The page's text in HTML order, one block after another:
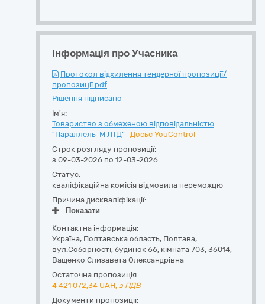
Інформація про Учасника
Протокол відхилення тендерної пропозиції/
пропозиції.pdf
Рішення підписано
Ім'я:
Товариство з обмеженою відповідальністю
"Параллель-М ЛТД"
Досьє YouControl
Строк розгляду пропозиції:
з 09-03-2026 по 12-03-2026
Статус:
кваліфікаційна комісія відмовила переможцю
Причина дискваліфікації:
Показати
Контактна інформація:
Україна, Полтавська область, Полтава,
вул.Соборності, будинок 66, кімната 703, 36014,
Ващенко Єлизавета Олександрівна
Остаточна пропозиція:
4 421 072,34 UAH, з ПДВ
Документи пропозиції: